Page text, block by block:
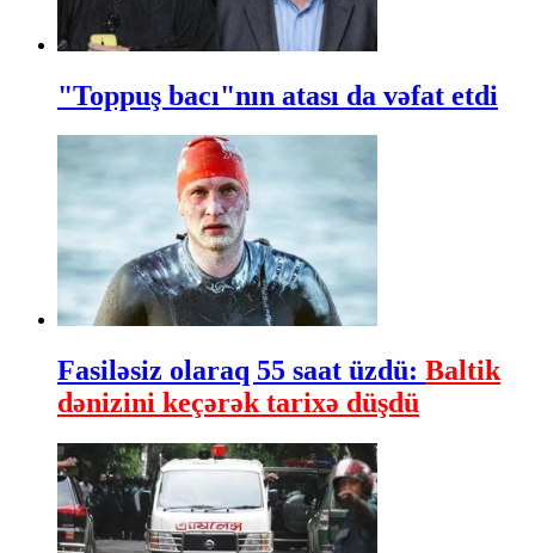
"Toppuş bacı"nın atası da vəfat etdi
Fasiləsiz olaraq 55 saat üzdü: Baltik
dənizini keçərək tarixə düşdü